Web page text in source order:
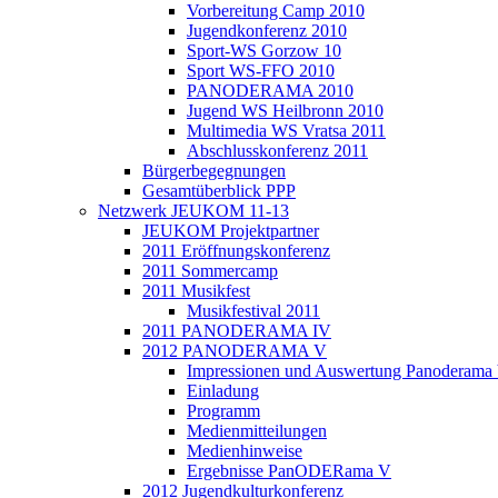
Vorbereitung Camp 2010
Jugendkonferenz 2010
Sport-WS Gorzow 10
Sport WS-FFO 2010
PANODERAMA 2010
Jugend WS Heilbronn 2010
Multimedia WS Vratsa 2011
Abschlusskonferenz 2011
Bürgerbegegnungen
Gesamtüberblick PPP
Netzwerk JEUKOM 11-13
JEUKOM Projektpartner
2011 Eröffnungskonferenz
2011 Sommercamp
2011 Musikfest
Musikfestival 2011
2011 PANODERAMA IV
2012 PANODERAMA V
Impressionen und Auswertung
Einladung
Programm
Medienmitteilungen
Medienhinweise
Ergebnisse PanODERama V
2012 Jugendkulturkonferenz